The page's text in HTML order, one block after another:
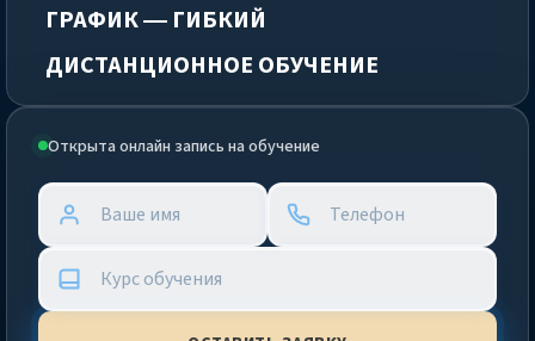
Открыта онлайн запись на обучение
ГРАФИК — ГИБКИЙ
ДИСТАНЦИОННОЕ ОБУЧЕНИЕ